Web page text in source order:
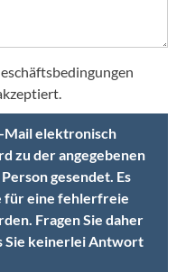
Mail elektronisch
zu der angegebenen
gesendet. Es
für eine fehlerfreie
Fragen Sie daher
Sie keinerlei Antwort